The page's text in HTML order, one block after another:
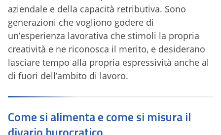
aziendale e della capacità retributiva. Sono
generazioni che vogliono godere di
un’esperienza lavorativa che stimoli la propria
creatività e ne riconosca il merito, e desiderano
lasciare tempo alla propria espressività anche al
di fuori dell’ambito di lavoro.
Come si alimenta e come si misura il